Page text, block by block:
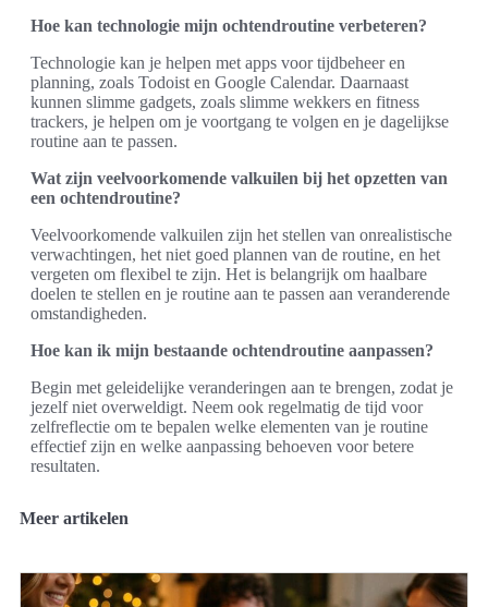
Hoe kan technologie mijn ochtendroutine verbeteren?
Technologie kan je helpen met apps voor tijdbeheer en
planning, zoals Todoist en Google Calendar. Daarnaast
kunnen slimme gadgets, zoals slimme wekkers en fitness
trackers, je helpen om je voortgang te volgen en je dagelijkse
routine aan te passen.
Wat zijn veelvoorkomende valkuilen bij het opzetten van
een ochtendroutine?
Veelvoorkomende valkuilen zijn het stellen van onrealistische
verwachtingen, het niet goed plannen van de routine, en het
vergeten om flexibel te zijn. Het is belangrijk om haalbare
doelen te stellen en je routine aan te passen aan veranderende
omstandigheden.
Hoe kan ik mijn bestaande ochtendroutine aanpassen?
Begin met geleidelijke veranderingen aan te brengen, zodat je
jezelf niet overweldigt. Neem ook regelmatig de tijd voor
zelfreflectie om te bepalen welke elementen van je routine
effectief zijn en welke aanpassing behoeven voor betere
resultaten.
Meer artikelen